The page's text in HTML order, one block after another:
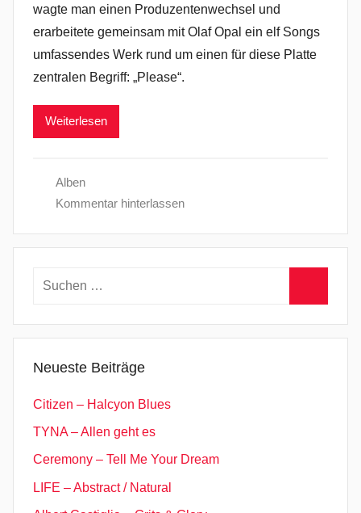
wagte man einen Produzentenwechsel und
erarbeitete gemeinsam mit Olaf Opal ein elf Songs
umfassendes Werk rund um einen für diese Platte
zentralen Begriff: „Please“.
Weiterlesen
Alben
Kommentar hinterlassen
Suchen
Neueste Beiträge
Citizen – Halcyon Blues
TYNA – Allen geht es
Ceremony – Tell Me Your Dream
LIFE – Abstract / Natural